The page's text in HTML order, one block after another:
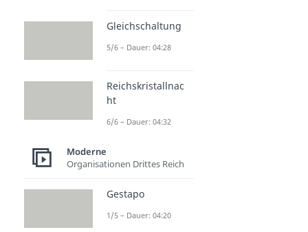
Gleichschaltung
5/6 – Dauer: 04:28
Reichskristallnac
ht
6/6 – Dauer: 04:32
Moderne
Organisationen Drittes Reich
Gestapo
1/5 – Dauer: 04:20